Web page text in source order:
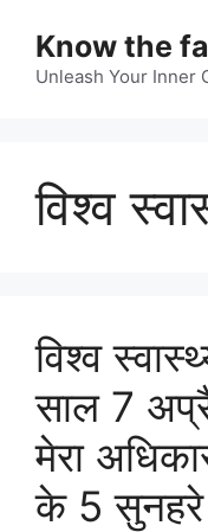
content
Know the
Unleash Your Inner
विश्व
विश्व
साल 7
मेरा
के 5 सुनहरे